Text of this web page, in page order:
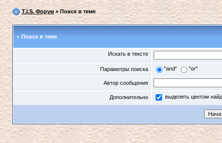
T.I.S. Форум» Поиск в теме
Поиск в теме
Искать в тексте
Параметры поиска "and" "or"
Автор сообщения
Дополнительно выделять цветом